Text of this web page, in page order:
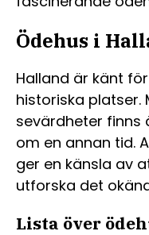
Ödehus i
Halland är känt
historiska platser.
sevärdheter finns
om en annan tid.
ger en känsla av
utforska det
Lista över